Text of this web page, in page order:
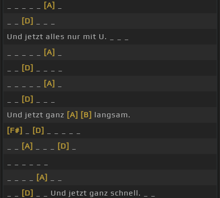
[A]
[D]
Und jetzt alles nur mit U. _ _ _
[A]
[D]
[A]
[D]
Und jetzt ganz [A] [B] langsam.
[F#]
[D]
[A] [D]
[A]
[D]
_ _ Und jetzt ganz schnell. _ _